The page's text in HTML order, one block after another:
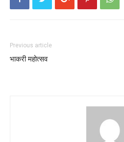
Previous article
भाकरी महोत्सव